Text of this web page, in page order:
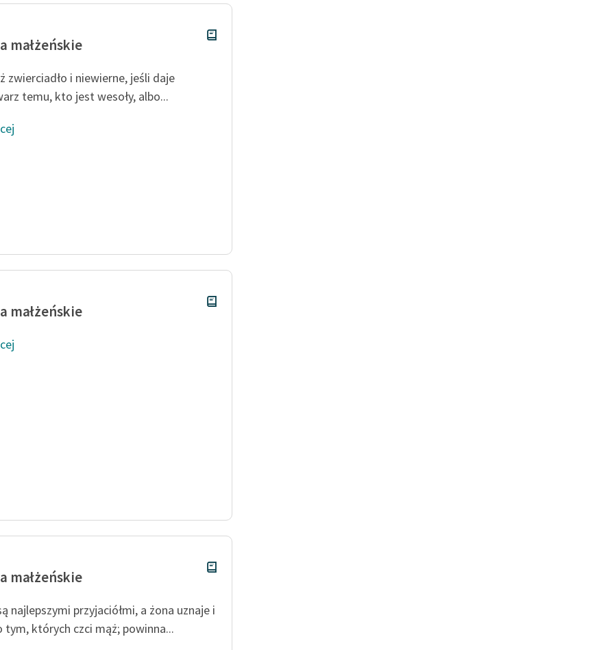
małżeńskie
zwierciadło i niewierne, jeśli daje
temu, kto jest wesoły, albo...
małżeńskie
małżeńskie
najlepszymi przyjaciółmi, a żona uznaje i
tym, których czci mąż; powinna...